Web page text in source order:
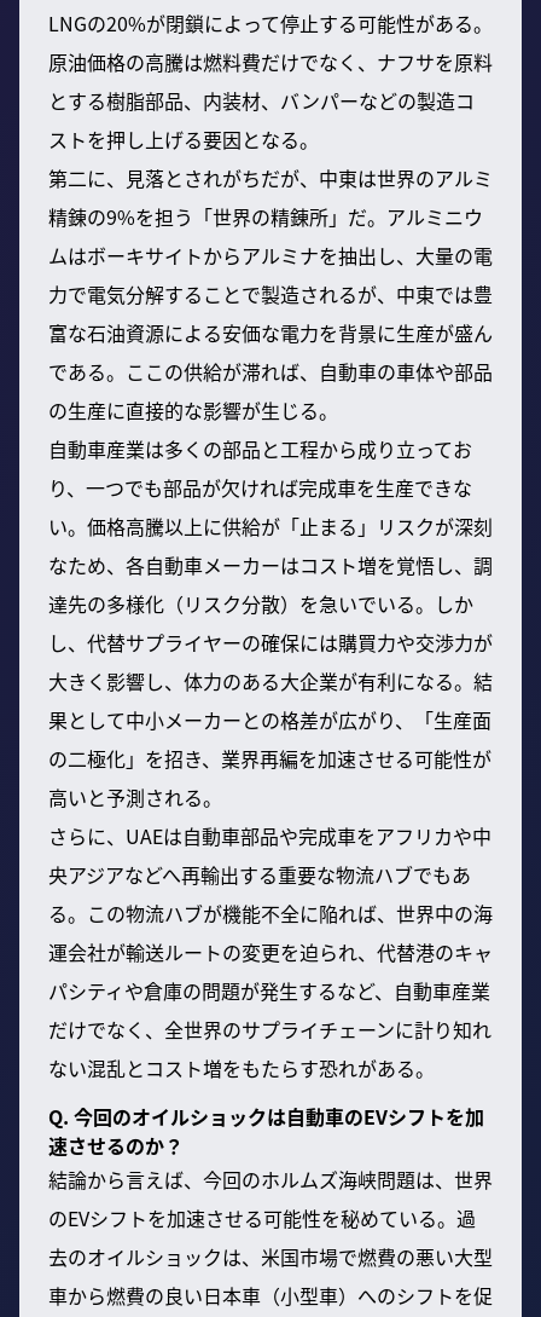
LNGの20%が閉鎖によって停止する可能性がある。
原油価格の高騰は燃料費だけでなく、ナフサを原料
とする樹脂部品、内装材、バンパーなどの製造コ
ストを押し上げる要因となる。
第二に、見落とされがちだが、中東は世界のアルミ
精錬の9%を担う「世界の精錬所」だ。アルミニウ
ムはボーキサイトからアルミナを抽出し、大量の電
力で電気分解することで製造されるが、中東では豊
富な石油資源による安価な電力を背景に生産が盛ん
である。ここの供給が滞れば、自動車の車体や部品
の生産に直接的な影響が生じる。
自動車産業は多くの部品と工程から成り立ってお
り、一つでも部品が欠ければ完成車を生産できな
い。価格高騰以上に供給が「止まる」リスクが深刻
なため、各自動車メーカーはコスト増を覚悟し、調
達先の多様化（リスク分散）を急いでいる。しか
し、代替サプライヤーの確保には購買力や交渉力が
大きく影響し、体力のある大企業が有利になる。結
果として中小メーカーとの格差が広がり、「生産面
の二極化」を招き、業界再編を加速させる可能性が
高いと予測される。
さらに、UAEは自動車部品や完成車をアフリカや中
央アジアなどへ再輸出する重要な物流ハブでもあ
る。この物流ハブが機能不全に陥れば、世界中の海
運会社が輸送ルートの変更を迫られ、代替港のキャ
パシティや倉庫の問題が発生するなど、自動車産業
だけでなく、全世界のサプライチェーンに計り知れ
ない混乱とコスト増をもたらす恐れがある。
Q. 今回のオイルショックは自動車のEVシフトを加
速させるのか？
結論から言えば、今回のホルムズ海峡問題は、世界
のEVシフトを加速させる可能性を秘めている。過
去のオイルショックは、米国市場で燃費の悪い大型
車から燃費の良い日本車（小型車）へのシフトを促